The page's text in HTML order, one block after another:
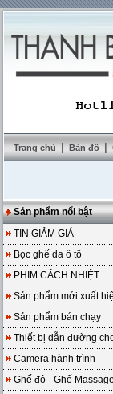
Trang chủ | Bản đồ |
Sản phẩm nổi bật
TIN GIẢM GIÁ
Bọc ghế da ô tô
PHIM CÁCH NHIỆT
Sản phẩm mới xuất
Sản phẩm bán chạy
Thiết bị dẫn đường
Camera hành trình
Ghế độ - Ghế Massage